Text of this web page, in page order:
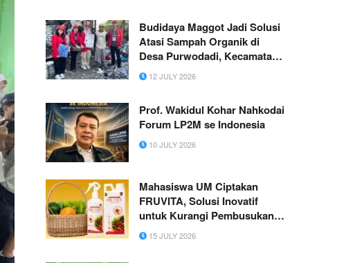
Budidaya Maggot Jadi Solusi
Atasi Sampah Organik di
Desa Purwodadi, Kecamatan
Sidayu
12 JULY 2026
Prof. Wakidul Kohar Nahkodai
Forum LP2M se Indonesia
10 JULY 2026
Mahasiswa UM Ciptakan
FRUVITA, Solusi Inovatif
untuk Kurangi Pembusukan
Buah dan Sayur
15 JULY 2026